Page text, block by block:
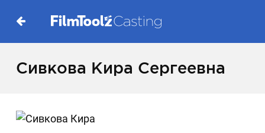
Сивкова Кира Сергеевна